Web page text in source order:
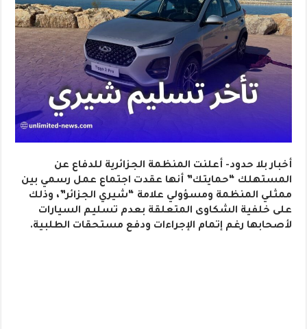
أخبار بلا حدود- أعلنت المنظمة الجزائرية للدفاع عن
المستهلك “حمايتك” أنها عقدت اجتماع عمل رسمي بين
ممثلي المنظمة ومسؤولي علامة “شيري الجزائر”، وذلك
على خلفية الشكاوى المتعلقة بعدم تسليم السيارات
لأصحابها رغم إتمام الإجراءات ودفع مستحقات الطلبية.